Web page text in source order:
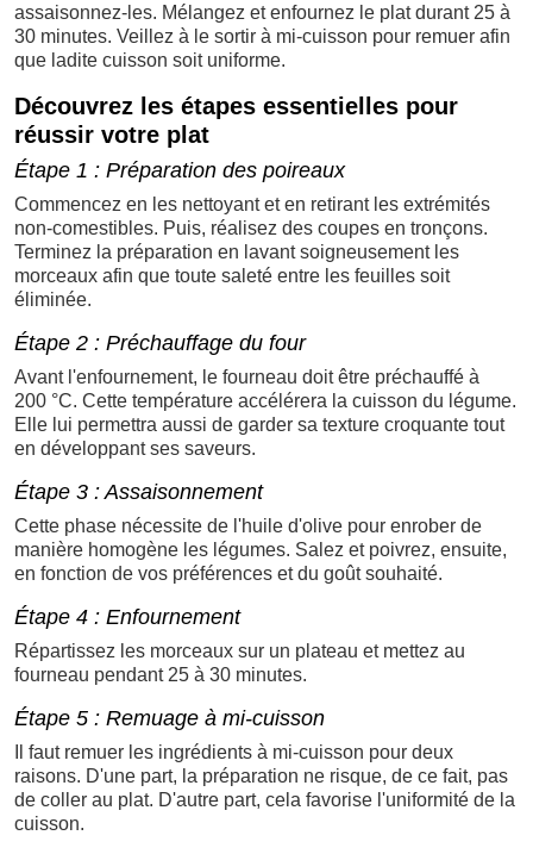
assaisonnez-les. Mélangez et enfournez le plat durant 25 à
30 minutes. Veillez à le sortir à mi-cuisson pour remuer afin
que ladite cuisson soit uniforme.
Découvrez les étapes essentielles pour
réussir votre plat
Étape 1 : Préparation des poireaux
Commencez en les nettoyant et en retirant les extrémités
non-comestibles. Puis, réalisez des coupes en tronçons.
Terminez la préparation en lavant soigneusement les
morceaux afin que toute saleté entre les feuilles soit
éliminée.
Étape 2 : Préchauffage du four
Avant l'enfournement, le fourneau doit être préchauffé à
200 °C. Cette température accélérera la cuisson du légume.
Elle lui permettra aussi de garder sa texture croquante tout
en développant ses saveurs.
Étape 3 : Assaisonnement
Cette phase nécessite de l'huile d'olive pour enrober de
manière homogène les légumes. Salez et poivrez, ensuite,
en fonction de vos préférences et du goût souhaité.
Étape 4 : Enfournement
Répartissez les morceaux sur un plateau et mettez au
fourneau pendant 25 à 30 minutes.
Étape 5 : Remuage à mi-cuisson
Il faut remuer les ingrédients à mi-cuisson pour deux
raisons. D'une part, la préparation ne risque, de ce fait, pas
de coller au plat. D'autre part, cela favorise l'uniformité de la
cuisson.